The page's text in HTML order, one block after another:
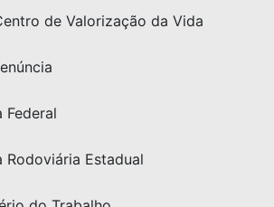
de Valorização da Vida
Federal
Rodoviária Estadual